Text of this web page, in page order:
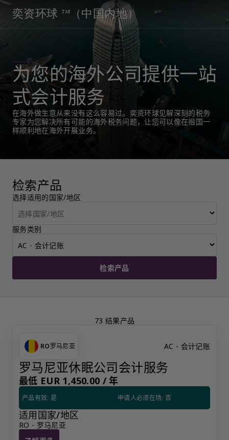
奕资环球 ™（中国内地）
为您的海外公司提供一站
式会计服务
在海外做生意从来没有这么容易过。奕资环球见解深刻的税务
专家为您解决所有可能的海外税务问题，让您可以像在祖国一
样顺利地在海外开展业务。
检索产品
选择适用的国家/地区
服务类别
检索产品
73 结果产品
RO罗马尼亚 AC - 会计记账
罗马尼亚休眠公司会计服务
最低 EUR 1,450.00 /年
产品有效: 是 申请人必须在场: 否
适用国家/地区
RO - 罗马尼亚